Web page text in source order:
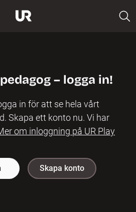
– logga in!
in för att se hela vårt
Skapa ett konto nu. Vi har
om inloggning på UR Play
Skapa konto